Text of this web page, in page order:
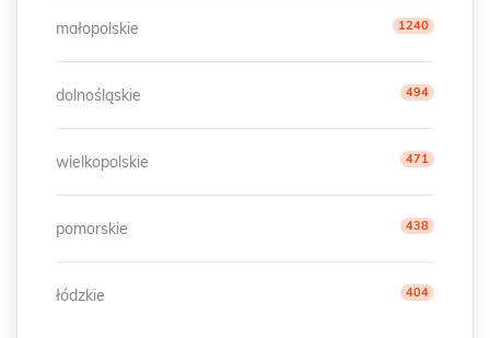
małopolskie 1240
dolnośląskie 494
wielkopolskie 471
pomorskie 438
łódzkie 404